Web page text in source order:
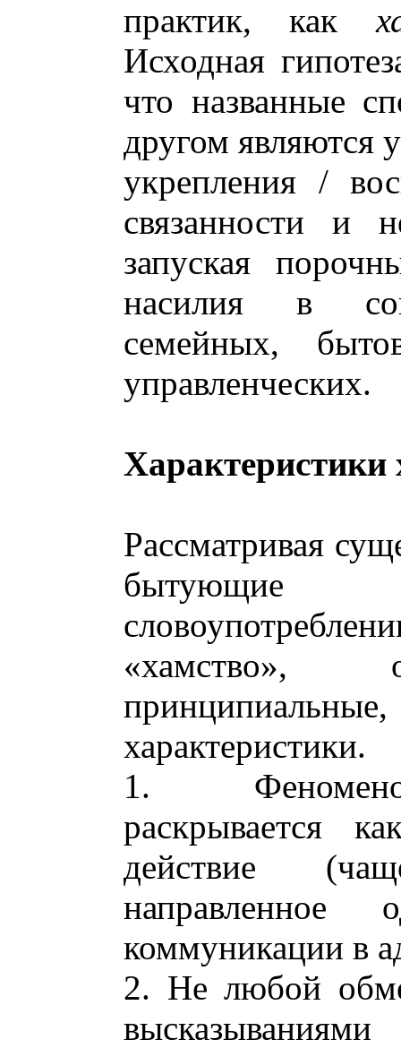
практик, как
Исходная
что названные
другом являются
укрепления /
связанности и
запуская
насилия в
семейных,
управленческих.
Характеристики
Рассматривая
бытующие
«хамство»,
характеристики.
1.
раскрывается
действие
направленное
коммуникации в
2. Не любой